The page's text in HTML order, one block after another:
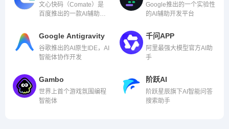
文心快码（Comate）是
百度推出的一款AI辅助编
Google推出的一个实验性
的AI辅助开发平台
Google Antigravity
谷歌推出的AI原生IDE，AI
智能体协作开发
千问APP
阿里最强大模型官方AI助
手
Gambo
世界上首个游戏氛围编程
智能体
阶跃AI
阶跃星辰旗下AI智能问答
搜索助手